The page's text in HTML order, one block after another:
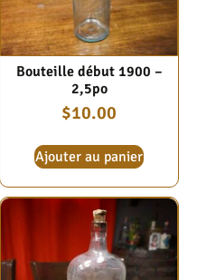
Bouteille début 1900 –
2,5po
$10.00
Ajouter au panier